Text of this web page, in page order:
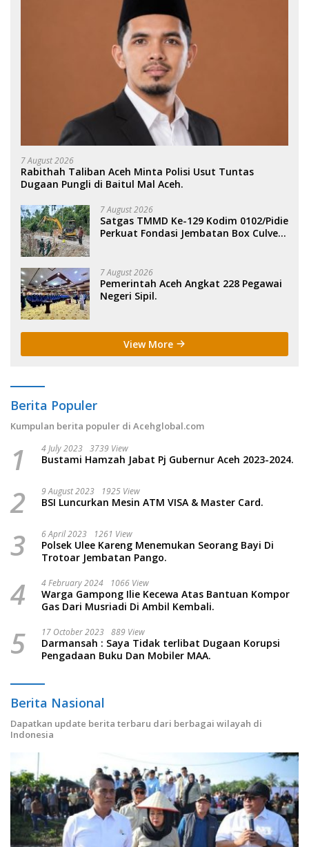
7 August 2026
Rabithah Taliban Aceh Minta Polisi Usut Tuntas
Dugaan Pungli di Baitul Mal Aceh.
7 August 2026
Satgas TMMD Ke-129 Kodim 0102/Pidie
Perkuat Fondasi Jembatan Box Culvert
7 August 2026
Pemerintah Aceh Angkat 228 Pegawai
Negeri Sipil.
View More
Berita Populer
Kumpulan berita populer di Acehglobal.com
1 4 July 2023 3739 View
Bustami Hamzah Jabat Pj Gubernur Aceh 2023-2024.
2 9 August 2023 1925 View
BSI Luncurkan Mesin ATM VISA & Master Card.
3 6 April 2023 1261 View
Polsek Ulee Kareng Menemukan Seorang Bayi Di
Trotoar Jembatan Pango.
4 4 February 2024 1066 View
Warga Gampong Ilie Kecewa Atas Bantuan Kompor
Gas Dari Musriadi Di Ambil Kembali.
5 17 October 2023 889 View
Darmansah : Saya Tidak terlibat Dugaan Korupsi
Pengadaan Buku Dan Mobiler MAA.
Berita Nasional
Dapatkan update berita terbaru dari berbagai wilayah di
Indonesia